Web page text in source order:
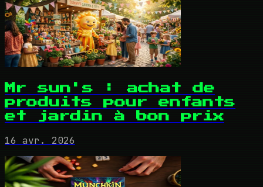
Mr sun's : achat de
produits pour enfants
et jardin à bon prix
16 avr. 2026